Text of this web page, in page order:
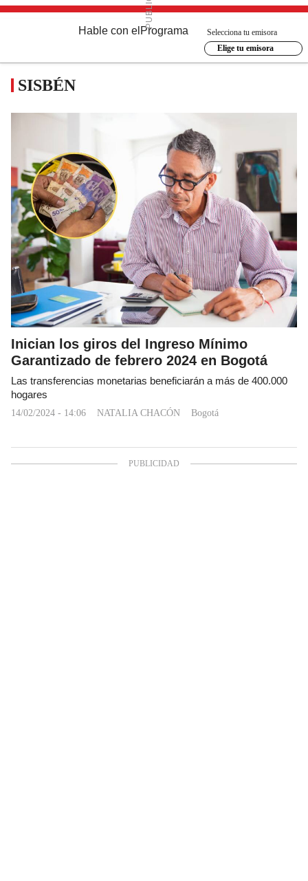
Hable con el Programa
Selecciona tu emisora
Elige tu emisora
SISBÉN
Inician los giros del Ingreso Mínimo
Garantizado de febrero 2024 en Bogotá
Las transferencias monetarias beneficiarán a más de 400.000
hogares
14/02/2024 - 14:06 NATALIA CHACÓN Bogotá